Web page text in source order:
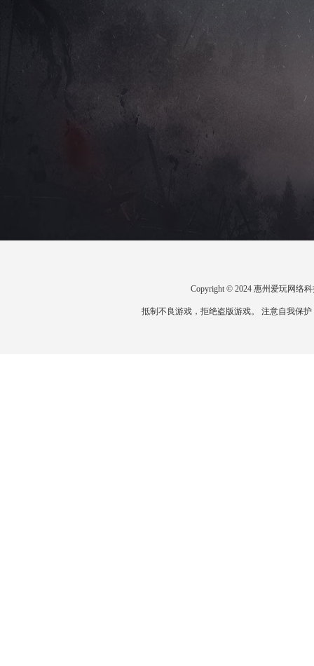
Copyright © 2024 惠州爱玩网络
抵制不良游戏，拒绝盗版游戏。 注意自我保